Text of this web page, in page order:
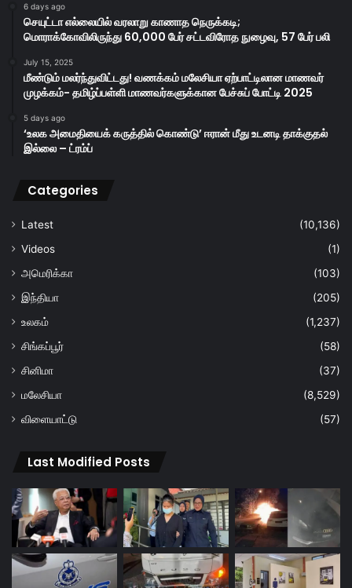
6 days ago
செயுட்டா எல்லையில் வரலாறு காணாத நெருக்கடி;
மொராக்கோவிலிருந்து 60,000 பேர் சட்டவிரோத நுழைவு, 57 பேர் பலி
July 15, 2025
மீண்டும் மலர்ந்துவிட்டது! வணக்கம் மலேசியா ஏற்பாட்டிலான மாணவர்
முழக்கம்- தமிழ்ப்பள்ளி மாணவர்களுக்கான பேச்சுப் போட்டி 2025
5 days ago
‘உலக அமைதியைக் கருத்தில் கொண்டு’ ஈரான் மீது உடனடி தாக்குதல்
இல்லை – ட்ரம்ப்
Categories
Latest
(10,136)
Videos
(1)
அமெரிக்கா
(103)
இந்தியா
(205)
உலகம்
(1,237)
சிங்கப்பூர்
(58)
சினிமா
(37)
மலேசியா
(8,529)
விளையாட்டு
(57)
Last Modified Posts